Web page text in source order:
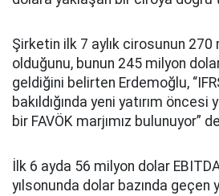
Şirketin ilk 7 aylık cirosunun 270
olduğunu, bunun 245 milyon
geldiğini belirten Erdemoğlu,
bakıldığında yeni yatırım öncesi
bir FAVÖK marjımız bulunuyor”
İlk 6 ayda 56 milyon dolar
yılsonunda dolar bazında geçen